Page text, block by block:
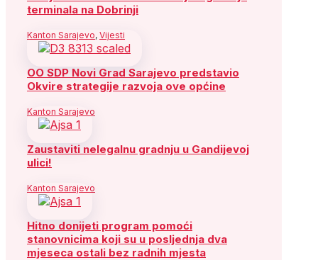
terminala na Dobrinji
Kanton Sarajevo, Vijesti
OO SDP Novi Grad Sarajevo predstavio
Okvire strategije razvoja ove općine
Kanton Sarajevo
Zaustaviti nelegalnu gradnju u Gandijevoj
ulici!
Kanton Sarajevo
Hitno donijeti program pomoći
stanovnicima koji su u posljednja dva
mjeseca ostali bez radnih mjesta